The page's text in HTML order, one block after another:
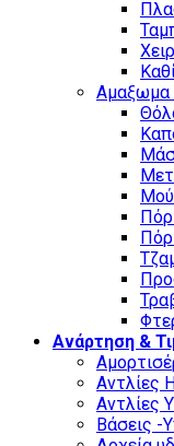
Αμαξωμα
Ανάρτηση &
Αντλίες
Αντλίες
Βάσεις -